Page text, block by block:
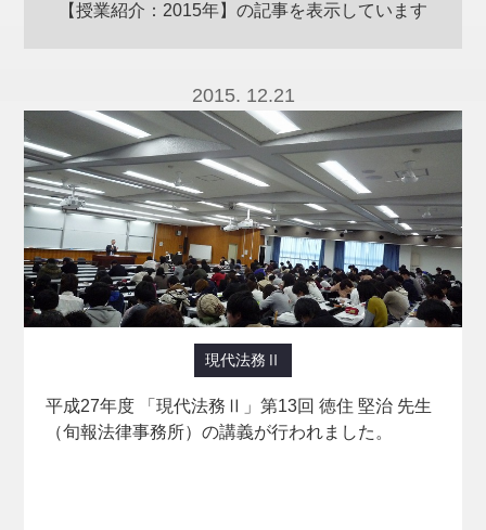
国内グローバル研修（海外インターンシップ研修） (1)
夏季集中講義（ハワイ大学との交流授業） (1)
実務家からみた経営学 (3)
新入生ゼミナールⅡ (1)
現代法務 (82)
現代法務Ⅱ (23)
現代産業論 (54)
現代経済学特講Ⅱ (1)
環境政策とSDGs (1)
租税法実務 (20)
税務実習 (3)
税法入門講義 (2)
経営情報分析論 (2)
経営者と企業 (71)
経済規制の実務 (1)
財政学 (5)
【授業紹介：2015年】の記事を表示しています
2015. 12.21
現代法務Ⅱ
平成27年度 「現代法務Ⅱ」第13回 徳住 堅治 先生
（旬報法律事務所）の講義が行われました。